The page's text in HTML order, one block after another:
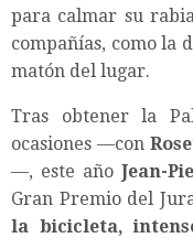
para calmar su
compañías, como la
matón del lugar.
Tras obtener la
ocasiones —con
—, este año Jean-
Gran Premio del
la bicicleta,